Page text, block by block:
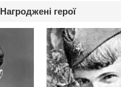
Нагроджені герої